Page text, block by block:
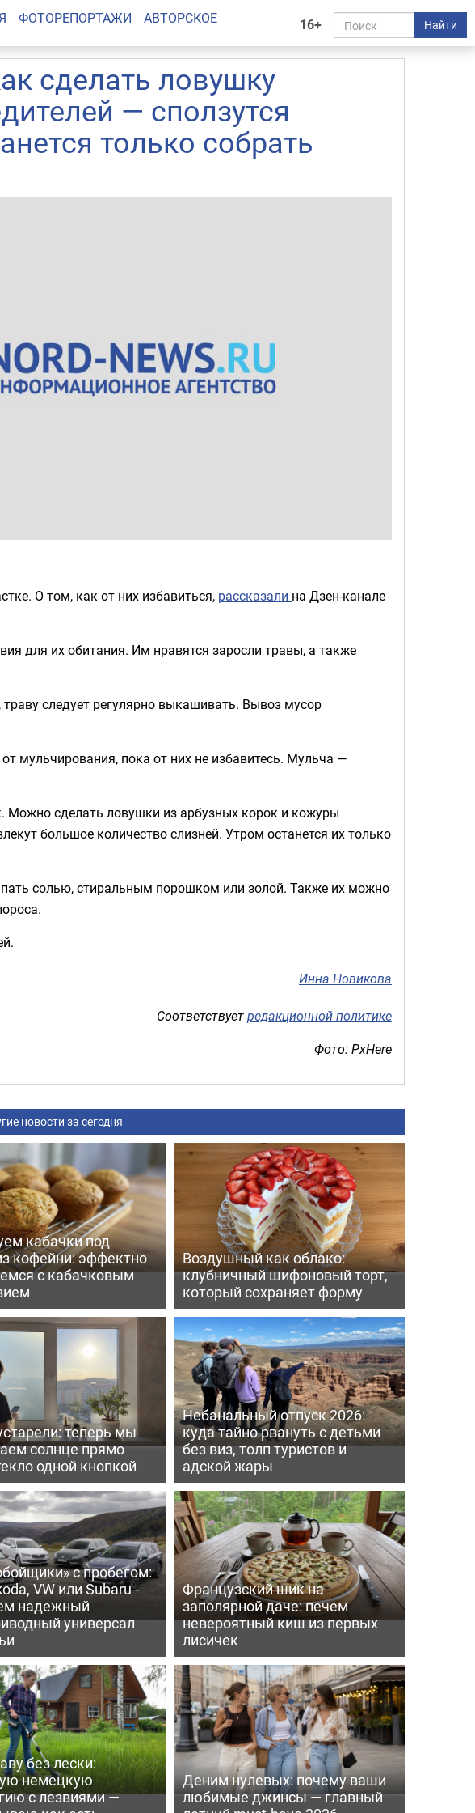
16+ Найти
ФОТОРЕПОРТАЖИ АВТОРСКОЕ
сделать ловушку
— сползутся
только собрать
О том, как от них избавиться, рассказали на Дзен-канале
для их обитания. Им нравятся заросли травы, а также
следует регулярно выкашивать. Вывоз мусор
мульчирования, пока от них не избавитесь. Мульча —
сделать ловушки из арбузных корок и кожуры
большое количество слизней. Утром останется их только
солью, стиральным порошком или золой. Также их можно
Инна Новикова
Соответствуетредакционной политике
Фото: PxHere
новости за сегодня
кабачки под
кофейни: эффектно
с кабачковым
Воздушный как облако:
клубничный шифоновый торт,
который сохраняет форму
теперь мы
солнце прямо
одной кнопкой
Небанальный отпуск 2026:
куда тайно рвануть с детьми
без виз, толп туристов и
адской жары
с пробегом:
VW или Subaru -
надежный
универсал
Французский шик на
заполярной даче: печем
невероятный киш из первых
лисичек
без лески:
немецкую
с лезвиями —
Деним нулевых: почему ваши
любимые джинсы — главный